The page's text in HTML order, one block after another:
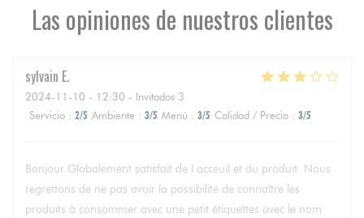
Las opiniones de nuestros clientes
sylvain E
2024-11-10 - 12:30 - Invitados 3
Servicio : 2/5 Ambiente : 3/5 Menú : 3/5 Calidad / Precio : 3/5
Bonjour Globalement satisfait de l acceuil et du produit. Nous
regrettons de ne pas avoir la possibilité de connaître les
produits à consommer avec une petit étiquettes avec le nom